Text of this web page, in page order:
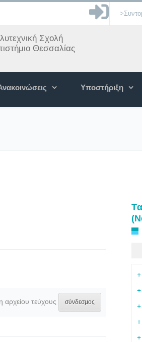
Σχολή
Θεσσαλίας
Υποστήριξη
τεύχους σύνδεσμος
+
+
+
+
+